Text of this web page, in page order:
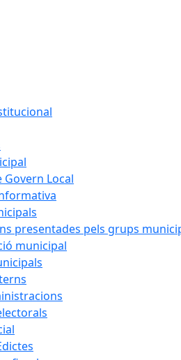
Govern Local
presentades pels grups
municipal